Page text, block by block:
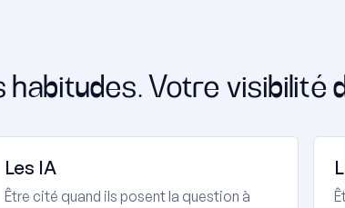
Votre visibilité
Les IA
Être cité quand ils posent la question à